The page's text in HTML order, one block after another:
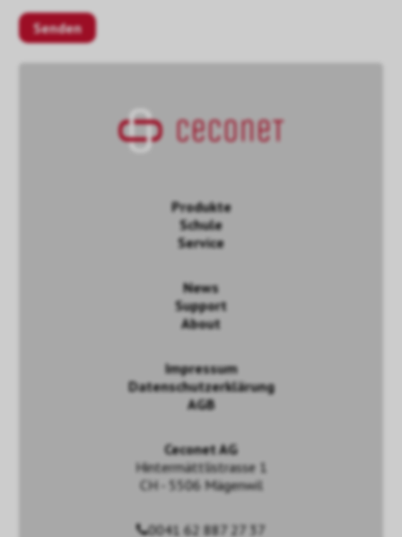
Produkte
Schule
Service
News
Support
About
Impressum
Datenschutzerklärung
AGB
Ceconet AG
Hintermättlistrasse 1
CH - 5506 Mägenwil
0041 62 887 27 37